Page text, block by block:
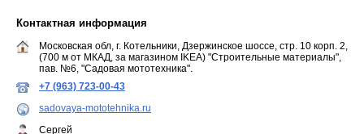
Контактная информация
Московская обл, г. Котельники, Дзержинское шоссе, стр. 10 корп. 2,
(700 м от МКАД, за магазином IKEA) "Строительные материалы",
пав. №6, "Садовая мототехника".
+7 (963) 723-00-43
sadovaya-mototehnika.ru
Сергей